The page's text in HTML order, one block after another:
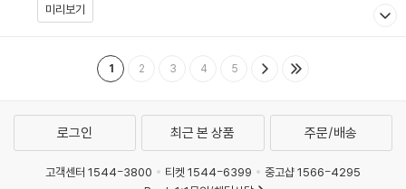
미리보기
1 2 3 4 5
로그인 최근 본 상품 주문/배송
고객센터 1544-3800 티켓 1544-6399
중고샵 1566-4295